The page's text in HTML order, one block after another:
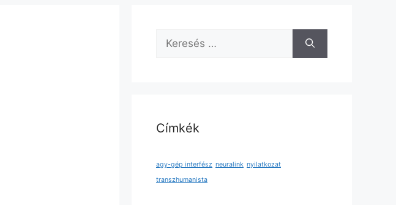
Keresés:
Címkék
agy-gép interfész neuralink nyilatkozat
transzhumanista